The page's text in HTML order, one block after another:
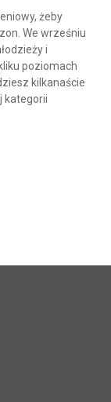
żeby
We wrześniu
i
poziomach
kilkanaście
kategorii